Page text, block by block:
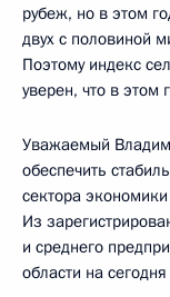
рубеж, но в этом
двух с половиной
Поэтому индекс
уверен, что в этом
Уважаемый
обеспечить
сектора
Из
и среднего
области на